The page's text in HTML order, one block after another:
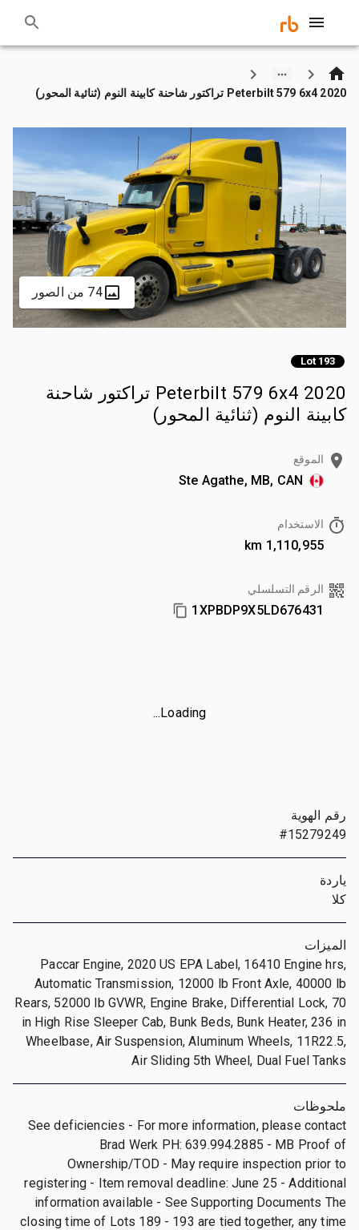
2020 Peterbilt 579 6x4 تراكتور شاحنة كابينة النوم (ثنائية المحور)
74 من الصور
Lot 193
2020 Peterbilt 579 6x4 تراكتور شاحنة
كابينة النوم (ثنائية المحور)
الموقع
Ste Agathe, MB, CAN
الاستخدام
1,110,955 km
الرقم التسلسلي
1XPBDP9X5LD676431
Loading...
رقم الهوية
#15279249
ياردة
كلا
الميزات
Paccar Engine, 2020 US EPA Label, 16410 Engine hrs,
Automatic Transmission, 12000 lb Front Axle, 40000 lb
Rears, 52000 lb GVWR, Engine Brake, Differential Lock, 70
in High Rise Sleeper Cab, Bunk Beds, Bunk Heater, 236 in
Wheelbase, Air Suspension, Aluminum Wheels, 11R22.5,
Air Sliding 5th Wheel, Dual Fuel Tanks
ملحوظات
See deficiencies - For more information, please contact
Brad Werk PH: 639.994.2885 - MB Proof of
Ownership/TOD - May require inspection prior to
registering - Item removal deadline: June 25 - Additional
information available - See Supporting Documents The
closing time of Lots 189 - 193 are tied together, any time